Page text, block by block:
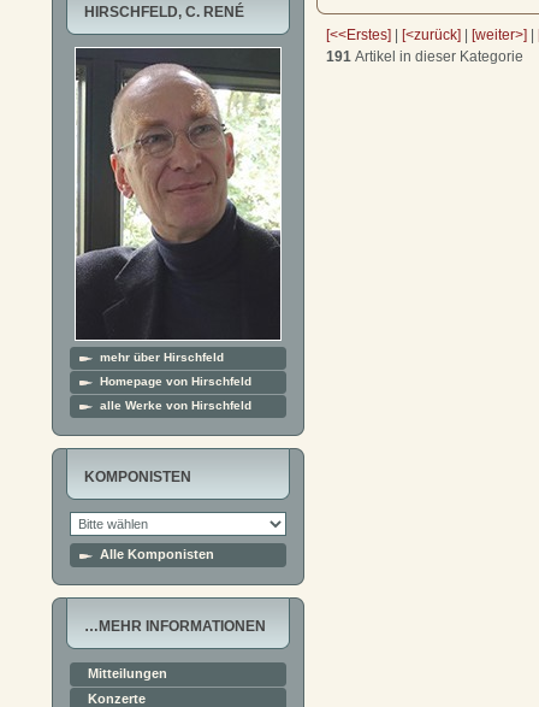
HIRSCHFELD, C. RENÉ
mehr über Hirschfeld
Homepage von Hirschfeld
alle Werke von Hirschfeld
KOMPONISTEN
Alle Komponisten
…MEHR INFORMATIONEN
Mitteilungen
Konzerte
[<<Erstes] | [<zurück] | [weiter>] |
191 Artikel in dieser Kategorie